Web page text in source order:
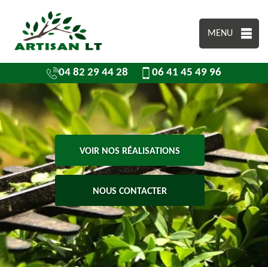
MENU
04 82 29 44 28 06 41 45 49 96
VOIR NOS RÉALISATIONS
NOUS CONTACTER